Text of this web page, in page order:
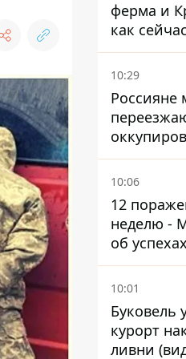
ферма и
как
10:29
Россияне
10:06
12
неделю -
об
в Черном
10:01
Буковель
курорт
ливни